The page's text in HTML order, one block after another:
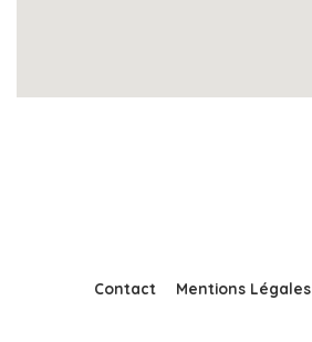
Contact Mentions Légales